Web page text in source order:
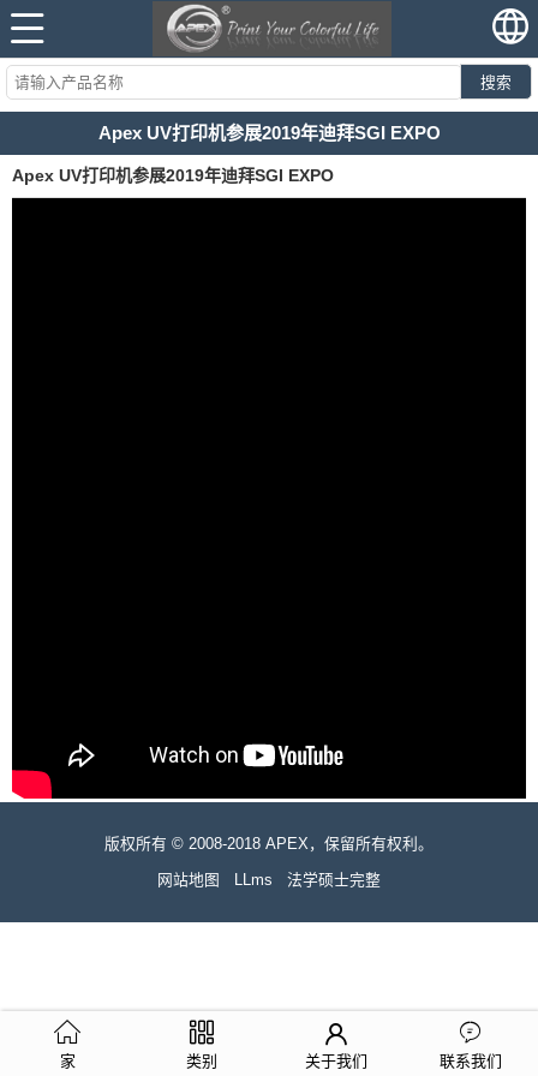
搜索
Apex UV打印机参展2019年迪拜SGI EXPO
Apex UV打印机参展2019年迪拜SGI EXPO
版权所有 © 2008-2018 APEX，保留所有权利。
网站地图
LLms 法学硕士完整
家 类别 关于我们 联系我们